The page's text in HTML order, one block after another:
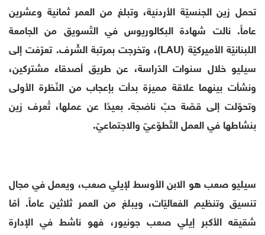
تحمل زين الجنسيّة الأردنية، وتبلغ من العمر ثمانية وعشرين
عاماً. نالت شهادة البكالوريوس في التّسويق من الجامعة
اللبنانيّة الأميركيّة (LAU)، وتخرجت بمرتبة الشّرف. تعرّفت إلى
سيليو خلال سنوات الدّراسة، عن طريق أصدقاء مشتركين،
ونشأت بينهما علاقة مميزة بدأت بإعجاب من النّظرة الأولى
وتحوّلت إلى قصّة حبّ ناضجة. بعيدًا عن عملها، تُعرف زين
بنشاطها في العمل التّطوّعيّ والاجتماعيّ.
سيليو صعب هو الابن الأوسط لإيلي صعب، ويعمل في مجال
تنسيق وتنظيم الفعاليّات، ويبلغ من العمر ثلاثين عاماً. أمّا
شقيقه الأكبر إيلي صعب جونيور، فهو ناشط في الإدارة